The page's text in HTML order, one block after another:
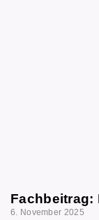
Fachbeitrag:
6. November 2025